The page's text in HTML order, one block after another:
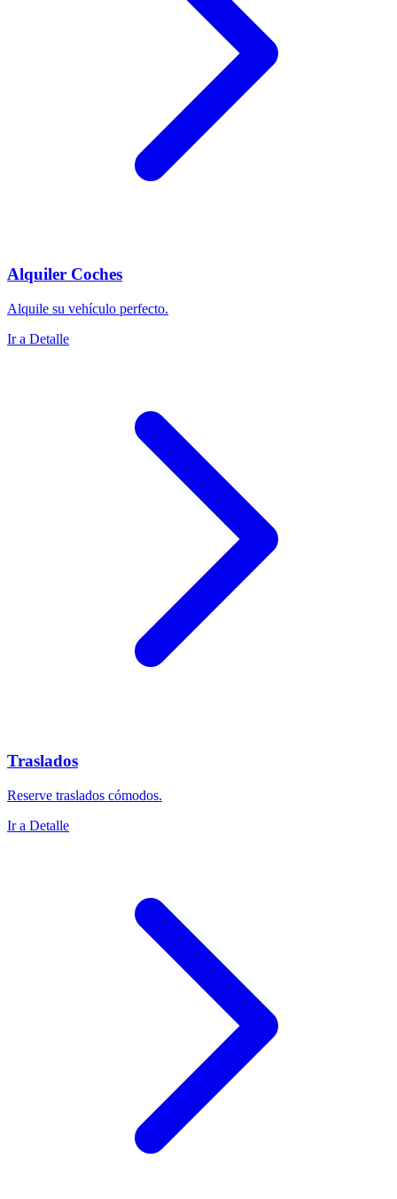
Alquiler Coches
Alquile su vehículo perfecto.
Ir a Detalle
Traslados
Reserve traslados cómodos.
Ir a Detalle